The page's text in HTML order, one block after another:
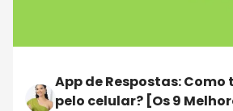
App de Respostas:
pelo celular? [Os 9